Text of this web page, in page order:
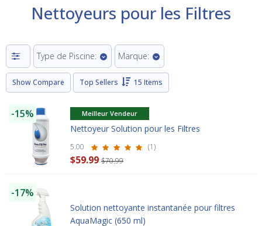
Nettoyeurs pour les Filtres
Type de Piscine: Marque:
Show Compare Top Sellers 15 Items
-15% Meilleur Vendeur
Nettoyeur Solution pour les Filtres
5.00 (1)
$59.99 $70.99
-17%
Solution nettoyante instantanée pour filtres
AquaMagic (650 ml)